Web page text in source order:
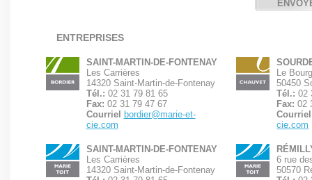
ENTREPRISES
SAINT-MARTIN-DE-FONTENAY
Les Carrières
14320 Saint-Martin-de-Fontenay
Tél.: 02 31 79 81 65
Fax: 02 31 79 47 67
Courriel
bordier@marie-et-
cie.com
Le
50450
Tél.: 02
Fax: 02
Courriel
cie.com
SAINT-MARTIN-DE-FONTENAY
Les Carrières
14320 Saint-Martin-de-Fontenay
6 rue
50570